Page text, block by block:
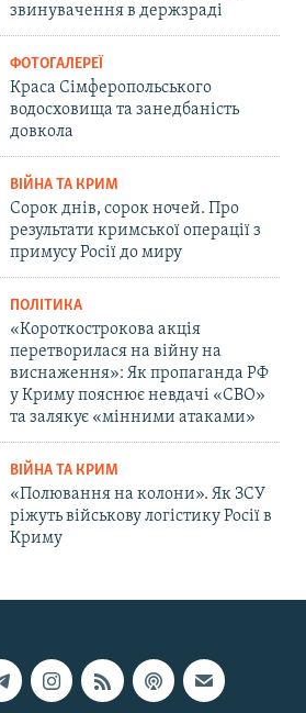
звинувачення в держзраді
ФОТОГАЛЕРЕЇ
Краса Сімферопольського
водосховища та занедбаність
довкола
ВІЙНА ТА КРИМ
Сорок днів, сорок ночей. Про
результати кримської операції з
примусу Росії до миру
ПОЛІТИКА
«Короткострокова акція
перетворилася на війну на
виснаження»: Як пропаганда РФ
у Криму пояснює невдачі «СВО»
та залякує «мінними атаками»
ВІЙНА ТА КРИМ
«Полювання на колони». Як ЗСУ
ріжуть військову логістику Росії в
Криму